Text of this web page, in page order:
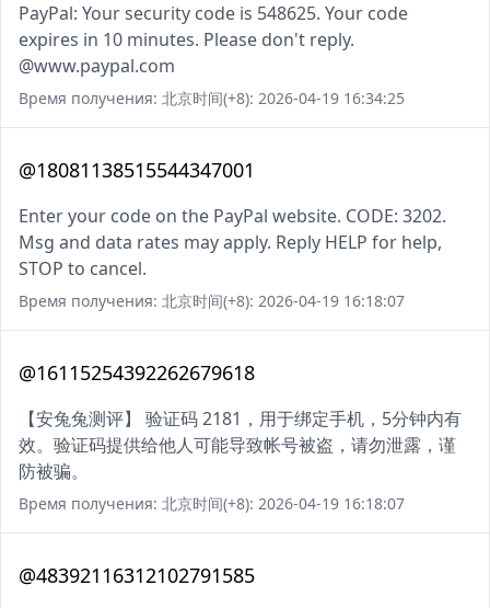
PayPal: Your security code is 548625. Your code
expires in 10 minutes. Please don't reply.
@www.paypal.com
Время получения: 北京时间(+8): 2026-04-19 16:34:25
@18081138515544347001
Enter your code on the PayPal website. CODE: 3202.
Msg and data rates may apply. Reply HELP for help,
STOP to cancel.
Время получения: 北京时间(+8): 2026-04-19 16:18:07
@16115254392262679618
【安兔兔测评】 验证码 2181，用于绑定手机，5分钟内有
效。验证码提供给他人可能导致帐号被盗，请勿泄露，谨
防被骗。
Время получения: 北京时间(+8): 2026-04-19 16:18:07
@48392116312102791585